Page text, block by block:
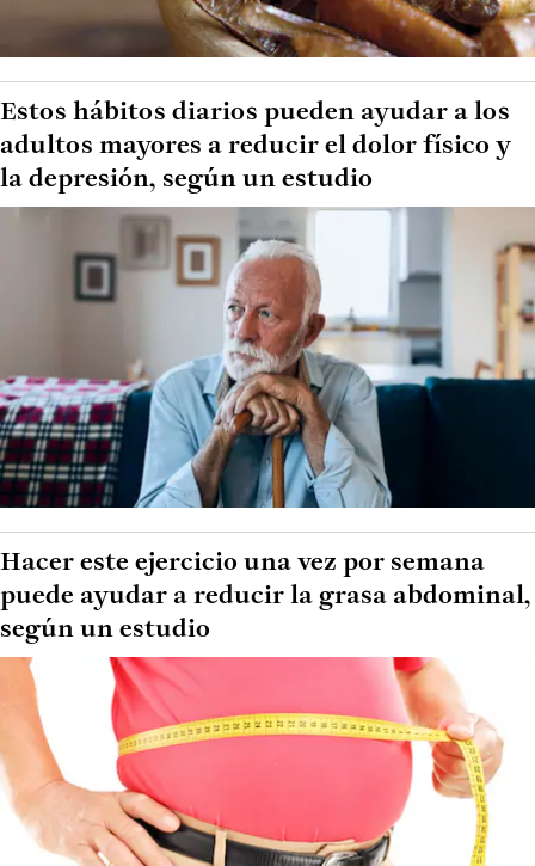
Estos hábitos diarios pueden ayudar a los
adultos mayores a reducir el dolor físico y
la depresión, según un estudio
Hacer este ejercicio una vez por semana
puede ayudar a reducir la grasa abdominal,
según un estudio